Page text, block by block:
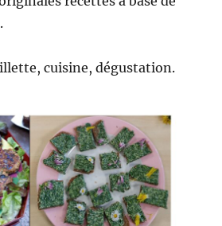
cuisine, dégustation.